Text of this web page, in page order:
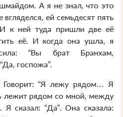
А я не знал, что это
ей семьдесят пять
к ней туда пришли две её
её. И когда она ушла, я
“Вы брат Бранхам,
госпожа”.
Говорит: “Я лежу рядом… Я
лежит рядом со мной, между
Я сказал: “Да”. Она сказала: